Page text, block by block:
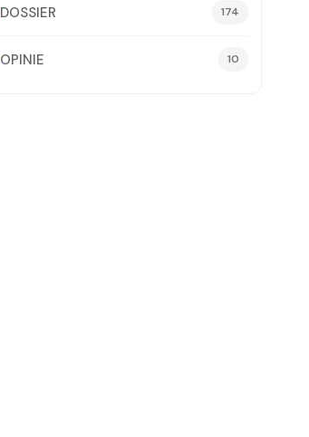
DOSSIER 174
OPINIE 10